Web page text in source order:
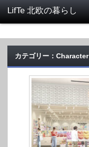
カテゴリー：Character